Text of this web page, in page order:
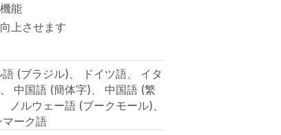
能
上させます
(ブラジル)、 ドイツ語、 イタ
中国語 (簡体字)、 中国語 (繁
ノルウェー語 (ブークモール)、
ーク語